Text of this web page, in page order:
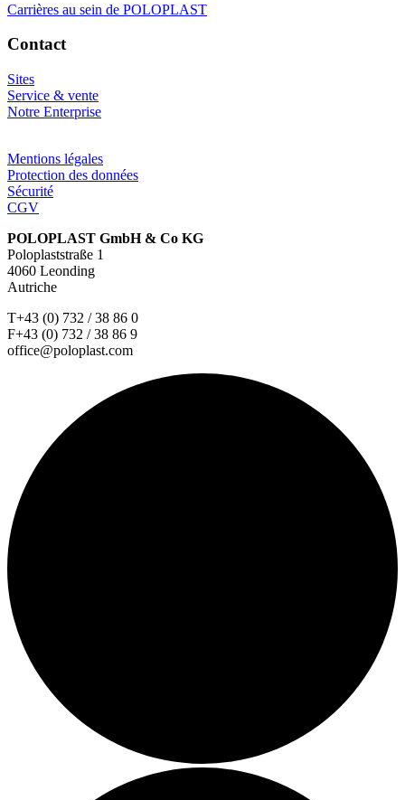
Carrières au sein de POLOPLAST
Contact
Sites
Service & vente
Notre Enterprise
Mentions légales
Protection des données
Sécurité
CGV
POLOPLAST GmbH & Co KG
Poloplaststraße 1
4060 Leonding
Autriche
T+43 (0) 732 / 38 86 0
F+43 (0) 732 / 38 86 9
office@poloplast.com